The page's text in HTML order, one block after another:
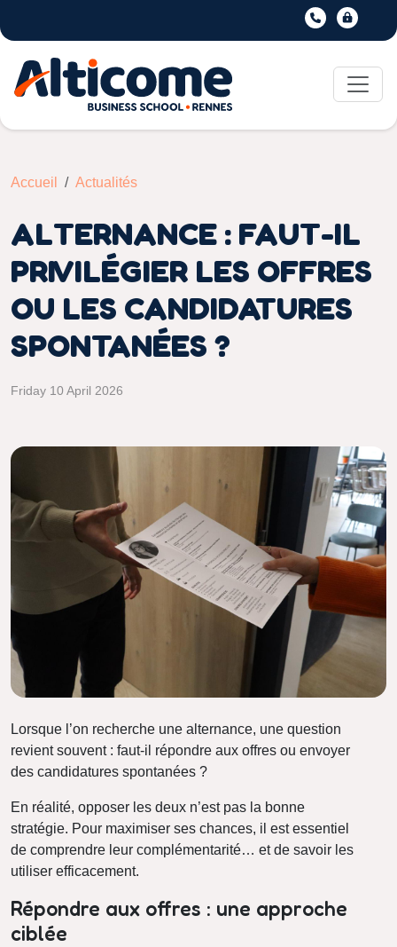
Accueil Actualités
ALTERNANCE : FAUT-IL
PRIVILÉGIER LES OFFRES
OU LES CANDIDATURES
SPONTANÉES ?
Friday 10 April 2026
Lorsque l’on recherche une alternance, une question
revient souvent : faut-il répondre aux offres ou envoyer
des candidatures spontanées ?
En réalité, opposer les deux n’est pas la bonne
stratégie. Pour maximiser ses chances, il est essentiel
de comprendre leur complémentarité… et de savoir les
utiliser efficacement.
Répondre aux offres : une approche
ciblée